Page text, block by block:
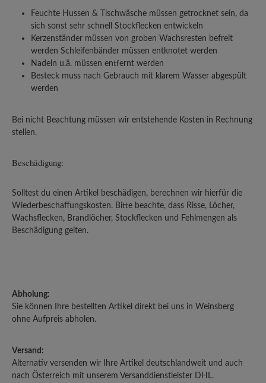
Feuchte Hussen & Tischwäsche müssen getrocknet sein, da
sich sonst sehr schnell Stockflecken entwickeln
Kerzenständer müssen von groben Wachsresten befreit
werden Schleifenbänder müssen entknotet werden
Nadeln u.ä. müssen entfernt werden
Besteck muss nach Gebrauch mit klarem Wasser abgespült
werden
Bei nicht Beachtung müssen wir entstehende Kosten in Rechnung
stellen.
Beschädigung:
Solltest du einen Artikel beschädigen, berechnen wir hierfür die
Wiederbeschaffungskosten. Bitte beachte, dass Risse, Löcher,
Wachsflecken, Brandlöcher, Stockflecken und Fehlmengen als
Beschädigung gelten.
Abholung:
Sie können Ihre bestellten Artikel direkt bei uns in Weinsberg
ohne Aufpreis abholen.
Versand:
Alternativ versenden wir Ihre Artikel deutschlandweit und auch
nach Österreich mit unserem Versanddienstleister DHL.